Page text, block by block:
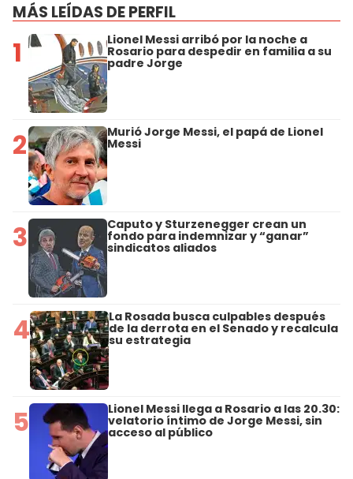
MÁS LEÍDAS DE PERFIL
1 Lionel Messi arribó por la noche a
Rosario para despedir en familia a su
padre Jorge
2 Murió Jorge Messi, el papá de Lionel
Messi
3 Caputo y Sturzenegger crean un
fondo para indemnizar y “ganar”
sindicatos aliados
4 La Rosada busca culpables después
de la derrota en el Senado y recalcula
su estrategia
5 Lionel Messi llega a Rosario a las 20.30:
velatorio íntimo de Jorge Messi, sin
acceso al público